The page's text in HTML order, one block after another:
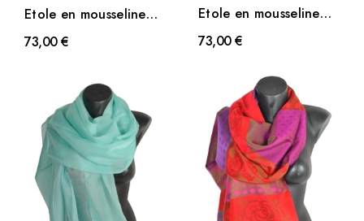
Etole en mousseline
de soie pêche
73,00 €
Etole en mousseline
de soie turquoise
73,00 €